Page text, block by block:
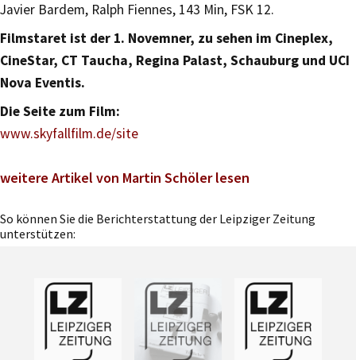
Javier Bardem, Ralph Fiennes, 143 Min, FSK 12.
Filmstaret ist der 1. Novemner, zu sehen im Cineplex,
CineStar, CT Taucha, Regina Palast, Schauburg und UCI
Nova Eventis.
Die Seite zum Film:
www.skyfallfilm.de/site
weitere Artikel von Martin Schöler lesen
So können Sie die Berichterstattung der Leipziger Zeitung
unterstützen: